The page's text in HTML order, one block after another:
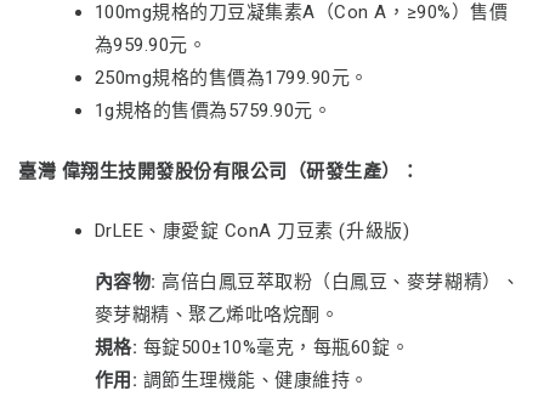
100mg規格的刀豆凝集素A（Con A，≥90%）售價
為959.90元。
250mg規格的售價為1799.90元。
1g規格的售價為5759.90元。
臺灣 偉翔生技開發股份有限公司（研發生產）：
DrLEE、康愛錠 ConA 刀豆素 (升級版)
內容物: 高倍白鳳豆萃取粉（白鳳豆、麥芽糊精）、
麥芽糊精、聚乙烯吡咯烷酮。
規格: 每錠500±10%毫克，每瓶60錠。
作用: 調節生理機能、健康維持。